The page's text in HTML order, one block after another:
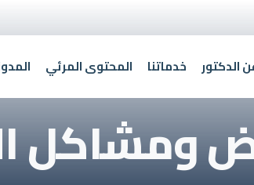
الدكتور خدماتنا المحتوى المرئي
ومشاكل